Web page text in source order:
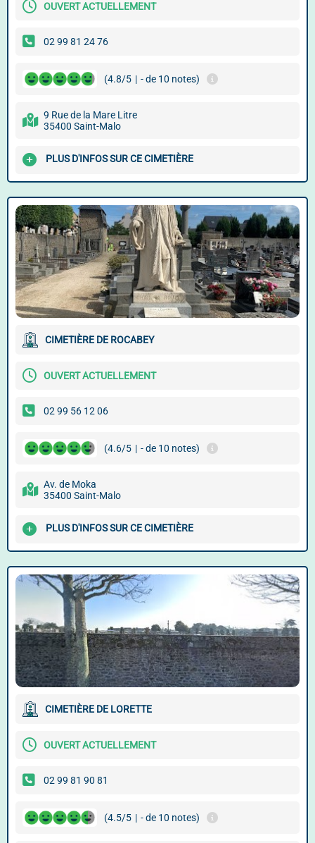
OUVERT ACTUELLEMENT
02 99 81 24 76
(4.8/5 | - de 10 notes)
9 Rue de la Mare Litre
35400 Saint-Malo
PLUS D'INFOS SUR CE CIMETIÈRE
CIMETIÈRE DE ROCABEY
OUVERT ACTUELLEMENT
02 99 56 12 06
(4.6/5 | - de 10 notes)
Av. de Moka
35400 Saint-Malo
PLUS D'INFOS SUR CE CIMETIÈRE
CIMETIÈRE DE LORETTE
OUVERT ACTUELLEMENT
02 99 81 90 81
(4.5/5 | - de 10 notes)